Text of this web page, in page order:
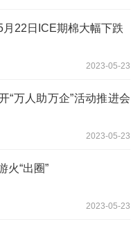
22日ICE期棉大幅下跌
2023-05-23
“万人助万企”活动推进会
2023-05-23
火“出圈”
2023-05-23